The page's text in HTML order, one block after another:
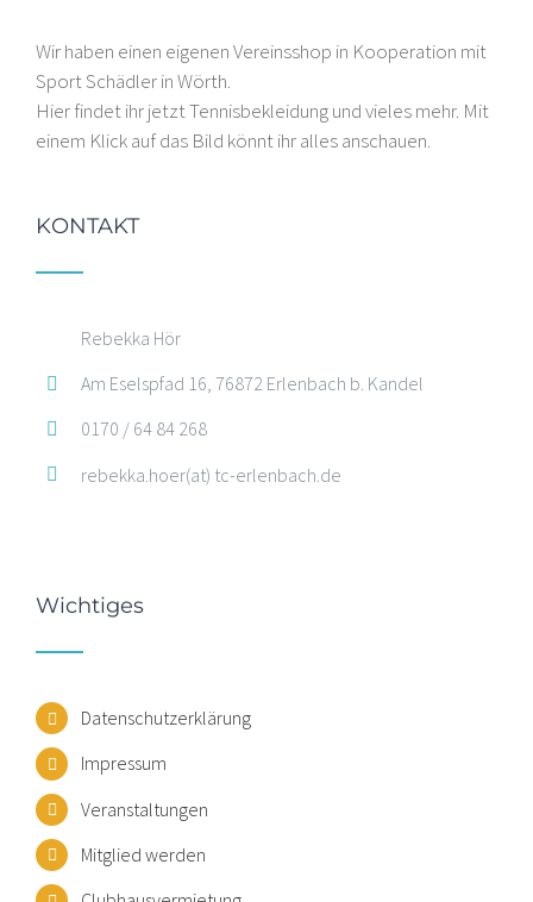
Wir haben einen eigenen Vereinsshop in Kooperation mit
Sport Schädler in Wörth.
Hier findet ihr jetzt Tennisbekleidung und vieles mehr. Mit
einem Klick auf das Bild könnt ihr alles anschauen.
KONTAKT
Rebekka Hör
Am Eselspfad 16, 76872 Erlenbach b. Kandel
0170 / 64 84 268
rebekka.hoer(at) tc-erlenbach.de
Wichtiges
Datenschutzerklärung
Impressum
Veranstaltungen
Mitglied werden